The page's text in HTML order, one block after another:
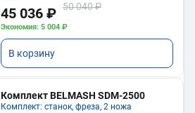
45 036 ₽ 50 040 ₽
Экономия: 5 004 ₽
В корзину
Комплект BELMASH SDM-2500
Комплект: станок, фреза, 2 ножа